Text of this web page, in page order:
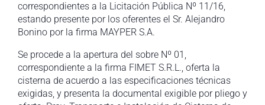
correspondientes a la Licitación Pública Nº 11/16,
estando presente por los oferentes el Sr. Alejandro
Bonino por la firma MAYPER S.A.
Se procede a la apertura del sobre Nº 01,
correspondiente a la firma FIMET S.R.L., oferta la
cisterna de acuerdo a las especificaciones técnicas
exigidas, y presenta la documental exigible por pliego y